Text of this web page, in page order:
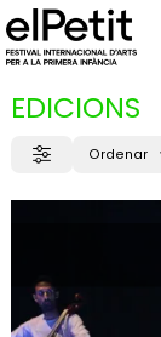
EDICIONS
Filtrar Ordenar